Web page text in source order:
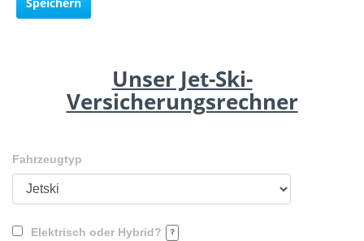
Unser Jet-Ski-
Versicherungsrechner
Fahrzeugtyp
Elektrisch oder Hybrid?